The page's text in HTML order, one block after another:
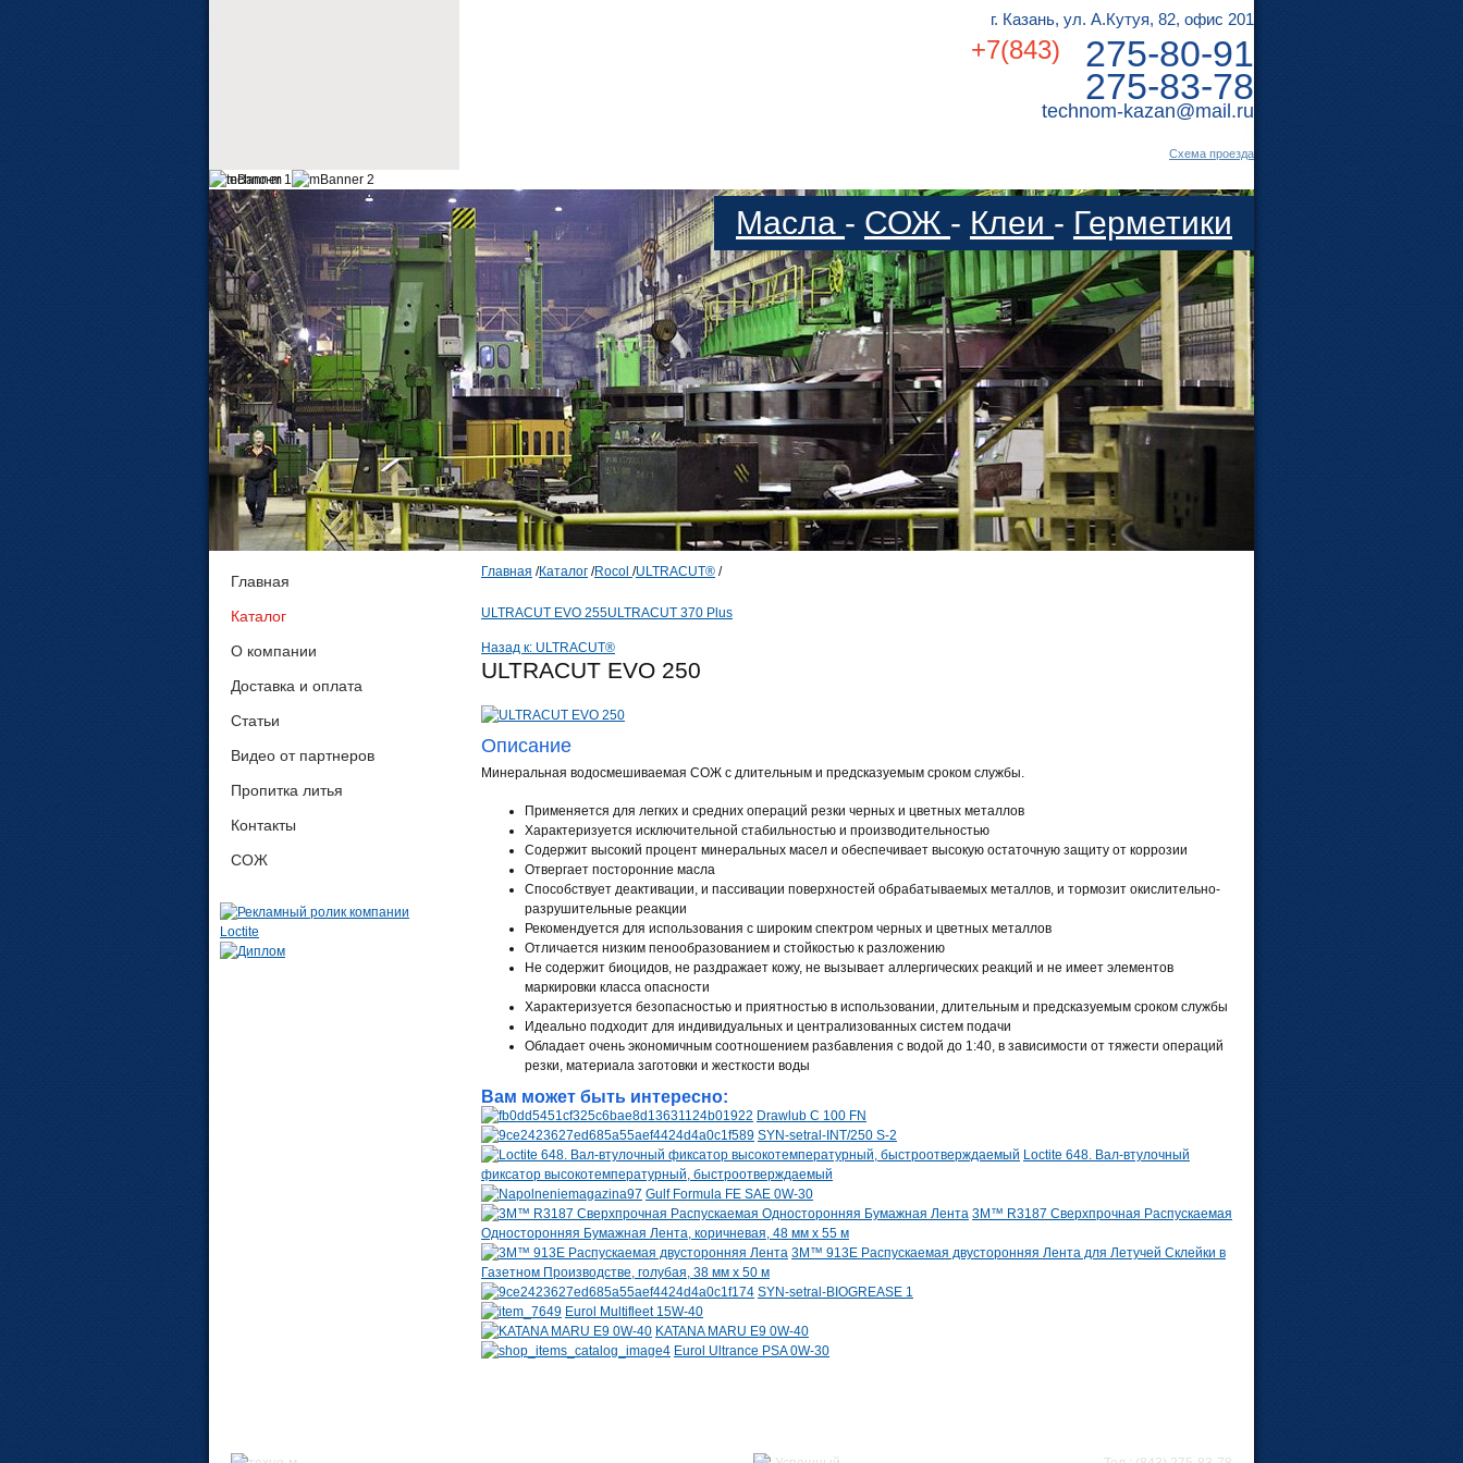
г. Казань, ул. А.Кутуя, 82, офис 201
+7(843) 275-80-91
275-83-78
technom-kazan@mail.ru
Cхема проезда
Масла - СОЖ - Клеи - Герметики
Главная
Каталог
О компании
Доставка и оплата
Статьи
Видео от партнеров
Пропитка литья
Контакты
СОЖ
Главная /Каталог /Rocol /ULTRACUT® /
ULTRACUT EVO 255ULTRACUT 370 Plus
Назад к: ULTRACUT®
ULTRACUT EVO 250
Описание
Минеральная водосмешиваемая СОЖ с длительным и предсказуемым сроком службы.
Применяется для легких и средних операций резки черных и цветных металлов
Характеризуется исключительной стабильностью и производительностью
Содержит высокий процент минеральных масел и обеспечивает высокую остаточную защиту от коррозии
Отвергает посторонние масла
Способствует деактивации, и пассивации поверхностей обрабатываемых металлов, и тормозит окислительно-
разрушительные реакции
Рекомендуется для использования с широким спектром черных и цветных металлов
Отличается низким пенообразованием и стойкостью к разложению
Не содержит биоцидов, не раздражает кожу, не вызывает аллергических реакций и не имеет элементов
маркировки класса опасности
Характеризуется безопасностью и приятностью в использовании, длительным и предсказуемым сроком службы
Идеально подходит для индивидуальных и централизованных систем подачи
Обладает очень экономичным соотношением разбавления с водой до 1:40, в зависимости от тяжести операций
резки, материала заготовки и жесткости воды
Вам может быть интересно:
Drawlub C 100 FN
SYN-setral-INT/250 S-2
Loctite 648. Вал-втулочный
фиксатор высокотемпературный, быстроотверждаемый
Gulf Formula FE SAE 0W-30
3M™ R3187 Сверхпрочная Распускаемая
Односторонняя Бумажная Лента, коричневая, 48 мм х 55 м
3M™ 913E Распускаемая двусторонняя Лента для Летучей Склейки в
Газетном Производстве, голубая, 38 мм х 50 м
SYN-setral-BIOGREASE 1
Eurol Multifleet 15W-40
KATANA MARU E9 0W-40
Eurol Ultrance PSA 0W-30